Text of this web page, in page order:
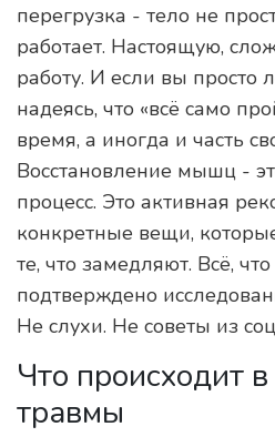
перегрузка - тело не
работает. Настоящую,
работу. И если вы просто
надеясь, что «всё само
время, а иногда и часть
Восстановление мышц -
процесс. Это активная
конкретные вещи,
те, что замедляют. Всё, что
подтверждено
Не слухи. Не советы из
Что происходит
травмы